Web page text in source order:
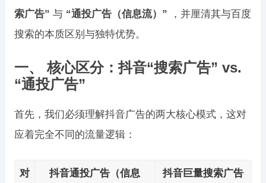
索广告” 与 “通投广告（信息流）” ，并厘清其与百度
搜索的本质区别与独特优势。
一、 核心区分：抖音“搜索广告” vs.
“通投广告”
首先，我们必须理解抖音广告的两大核心模式，这对
应着完全不同的流量逻辑：
对
抖音通投广告（信息
抖音巨量搜索广告